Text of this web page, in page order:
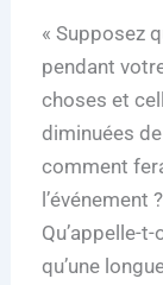
« Supposez
pendant
choses et
diminuées
comment
l’événement
Qu’appelle-t-
qu’une